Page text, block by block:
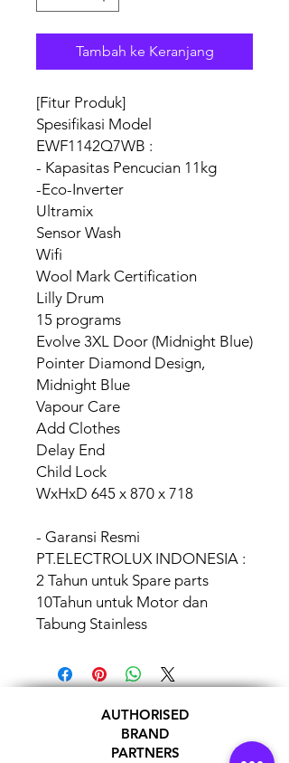
Tambah ke Keranjang
[Fitur Produk]
Spesifikasi Model
EWF1142Q7WB :
- Kapasitas Pencucian 11kg
-Eco-Inverter
Ultramix
Sensor Wash
Wifi
Wool Mark Certification
Lilly Drum
15 programs
Evolve 3XL Door (Midnight Blue)
Pointer Diamond Design,
Midnight Blue
Vapour Care
Add Clothes
Delay End
Child Lock
WxHxD 645 x 870 x 718
- Garansi Resmi
PT.ELECTROLUX INDONESIA :
2 Tahun untuk Spare parts
10Tahun untuk Motor dan
Tabung Stainless
AUTHORISED
BRAND
PARTNERS